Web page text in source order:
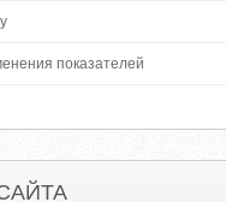
показателей